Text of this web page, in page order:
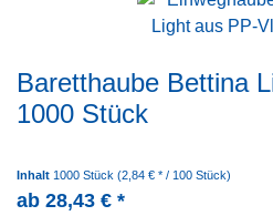
Baretthaube Bettina
1000 Stück
Inhalt 1000 Stück (2,84 € * / 100 Stück)
ab 28,43 € *